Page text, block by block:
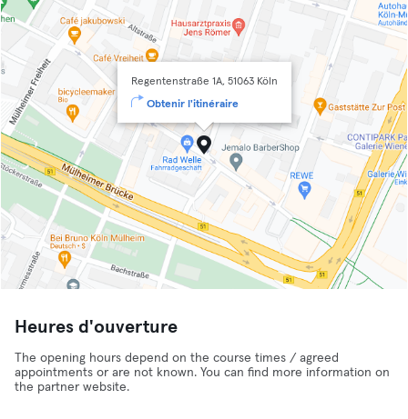
Regentenstraße 1A, 51063 Köln
Obtenir l'itinéraire
Heures d'ouverture
The opening hours depend on the course times / agreed
appointments or are not known. You can find more information on
the partner website.